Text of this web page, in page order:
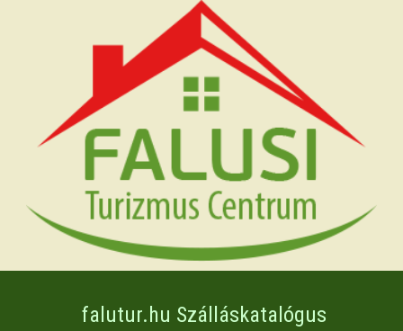
falutur.hu Szálláskatalógus